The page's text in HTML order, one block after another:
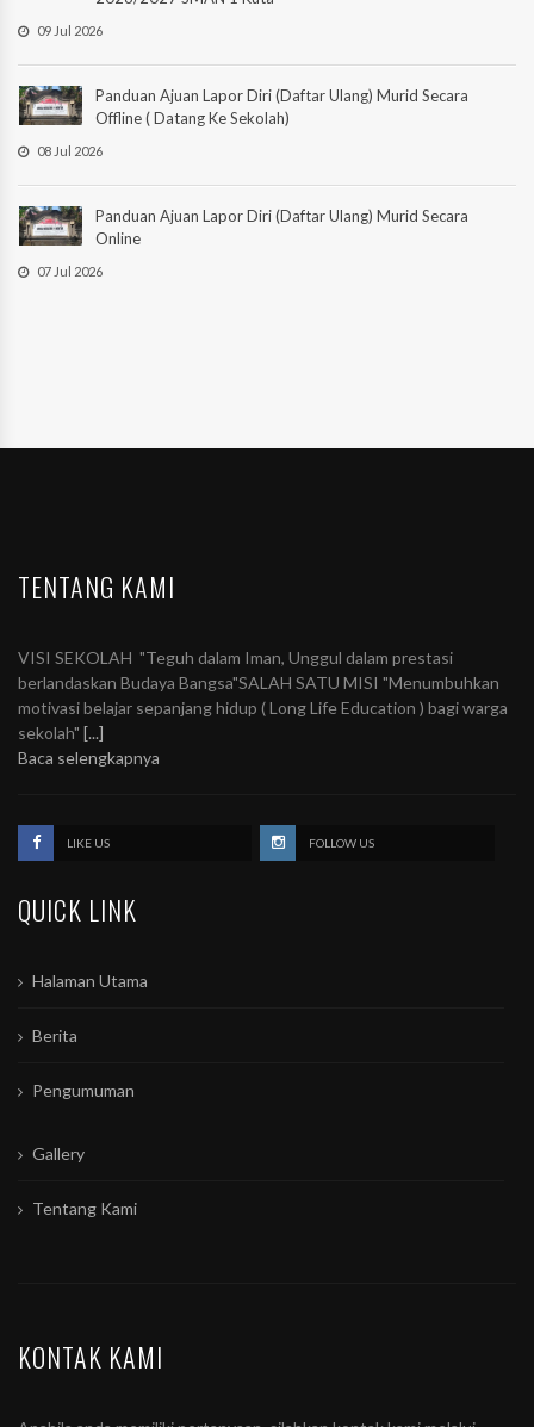
09 Jul 2026
Panduan Ajuan Lapor Diri (Daftar Ulang) Murid Secara
Offline ( Datang Ke Sekolah)
08 Jul 2026
Panduan Ajuan Lapor Diri (Daftar Ulang) Murid Secara
Online
07 Jul 2026
TENTANG KAMI
VISI SEKOLAH "Teguh dalam Iman, Unggul dalam prestasi
berlandaskan Budaya Bangsa"SALAH SATU MISI "Menumbuhkan
motivasi belajar sepanjang hidup ( Long Life Education ) bagi warga
sekolah" [...]
Baca selengkapnya
LIKE US FOLLOW US
QUICK LINK
Halaman Utama
Berita
Pengumuman
Gallery
Tentang Kami
KONTAK KAMI